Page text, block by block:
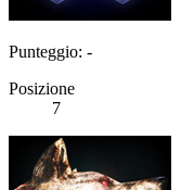
Punteggio: -
Posizione
7